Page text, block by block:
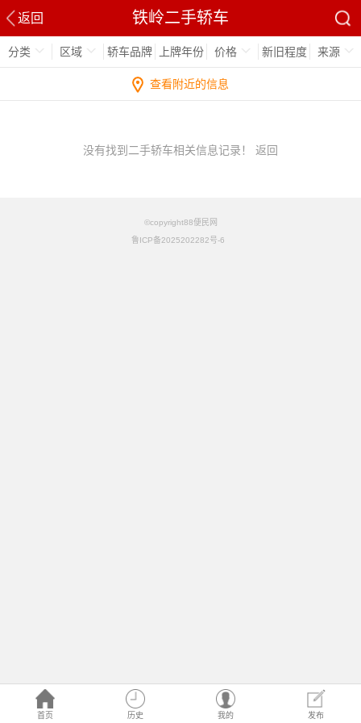
返回 铁岭二手轿车
首页 历史 我的 发布
分类 区域 轿车品牌 上牌年份 价格 新旧程度 来源
查看附近的信息
没有找到二手轿车相关信息记录！ 返回
©copyright88便民网
鲁ICP备2025202282号-6